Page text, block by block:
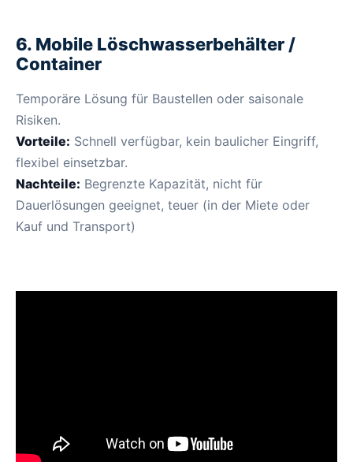
6. Mobile Löschwasserbehälter /
Container
Temporäre Lösung für Baustellen oder saisonale
Risiken.
Vorteile: Schnell verfügbar, kein baulicher Eingriff,
flexibel einsetzbar.
Nachteile: Begrenzte Kapazität, nicht für
Dauerlösungen geeignet, teuer (in der Miete oder
Kauf und Transport)